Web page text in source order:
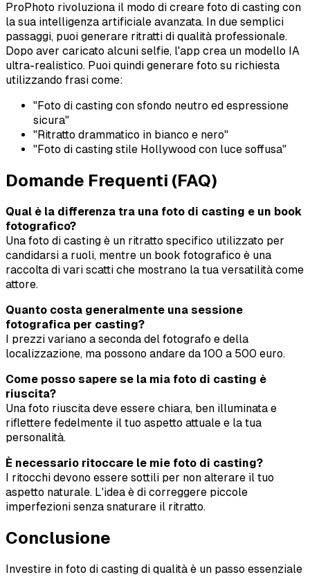
ProPhoto rivoluziona il modo di creare foto di casting con
la sua intelligenza artificiale avanzata. In due semplici
passaggi, puoi generare ritratti di qualità professionale.
Dopo aver caricato alcuni selfie, l'app crea un modello IA
ultra-realistico. Puoi quindi generare foto su richiesta
utilizzando frasi come:
"Foto di casting con sfondo neutro ed espressione
sicura"
"Ritratto drammatico in bianco e nero"
"Foto di casting stile Hollywood con luce soffusa"
Domande Frequenti (FAQ)
Qual è la differenza tra una foto di casting e un book
fotografico?
Una foto di casting è un ritratto specifico utilizzato per
candidarsi a ruoli, mentre un book fotografico è una
raccolta di vari scatti che mostrano la tua versatilità come
attore.
Quanto costa generalmente una sessione
fotografica per casting?
I prezzi variano a seconda del fotografo e della
localizzazione, ma possono andare da 100 a 500 euro.
Come posso sapere se la mia foto di casting è
riuscita?
Una foto riuscita deve essere chiara, ben illuminata e
riflettere fedelmente il tuo aspetto attuale e la tua
personalità.
È necessario ritoccare le mie foto di casting?
I ritocchi devono essere sottili per non alterare il tuo
aspetto naturale. L'idea è di correggere piccole
imperfezioni senza snaturare il ritratto.
Conclusione
Investire in foto di casting di qualità è un passo essenziale